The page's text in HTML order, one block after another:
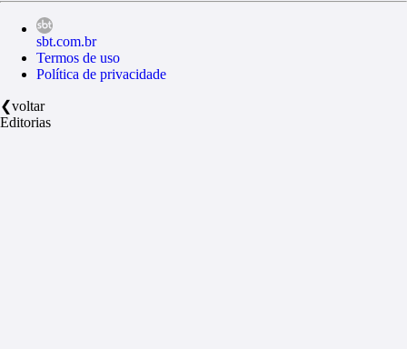
sbt.com.br
Termos de uso
Política de privacidade
❮voltar
Editorias